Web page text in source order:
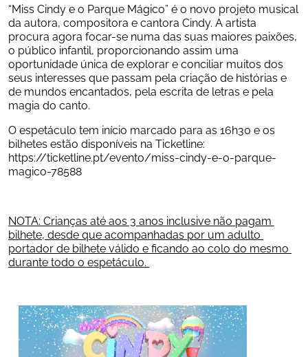
“Miss Cindy e o Parque Mágico” é o novo projeto musical
da autora, compositora e cantora Cindy. A artista
procura agora focar-se numa das suas maiores paixões,
o público infantil, proporcionando assim uma
oportunidade única de explorar e conciliar muitos dos
seus interesses que passam pela criação de histórias e
de mundos encantados, pela escrita de letras e pela
magia do canto.
O espetáculo tem início marcado para as 16h30 e os
bilhetes estão disponíveis na Ticketline:
https://ticketline.pt/evento/miss-cindy-e-o-parque-
magico-78588
NOTA: Crianças até aos 3 anos inclusive não pagam
bilhete, desde que acompanhadas por um adulto
portador de bilhete válido e ficando ao colo do mesmo
durante todo o espetáculo.